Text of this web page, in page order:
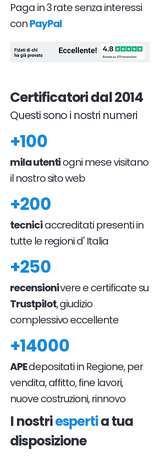
Paga in 3 rate senza interessi
conPayPal
Certificatori dal 2014
Questi sono i nostri numeri
+100
mila utentiogni mese visitano
il nostro sito web
+200
tecniciaccreditati presenti in
tutte le regioni d' Italia
+250
recensionivere e certificate su
Trustpilot, giudizio
complessivo eccellente
+14000
APEdepositati in Regione, per
vendita, affitto, fine lavori,
nuove costruzioni, rinnovo
I nostriespertia tua
disposizione